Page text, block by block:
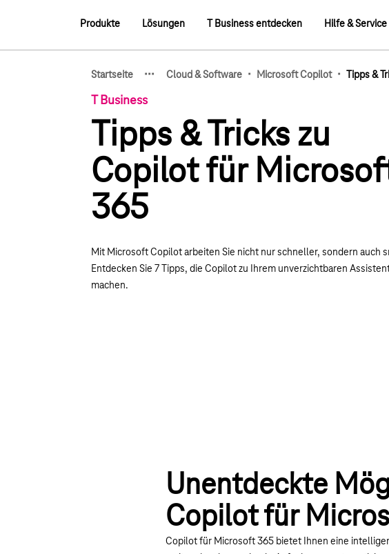
Hauptnavigation
Produkte Lösungen T Business entdecken Hilfe & Service
Startseite
Zeige verborgene Breadcrumb-Elemente
··· Cloud & Software · Microsoft Copilot · Tipps &
T Business
Tipps & Tricks zu
Copilot für
365
Mit Microsoft Copilot arbeiten Sie nicht nur schneller, sondern auch
Entdecken Sie 7 Tipps, die Copilot zu Ihrem unverzichtbaren
machen.
Unentdeckte
Copilot für
Copilot für Microsoft 365bietet Ihnen eine